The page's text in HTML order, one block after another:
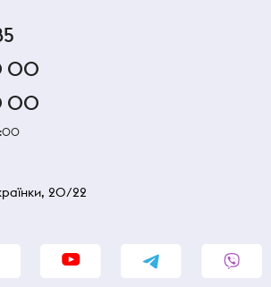
00
00
20/22